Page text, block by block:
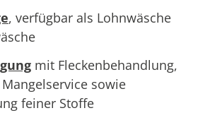
, verfügbar als Lohnwäsche
mit Fleckenbehandlung,
sowie
feiner Stoffe